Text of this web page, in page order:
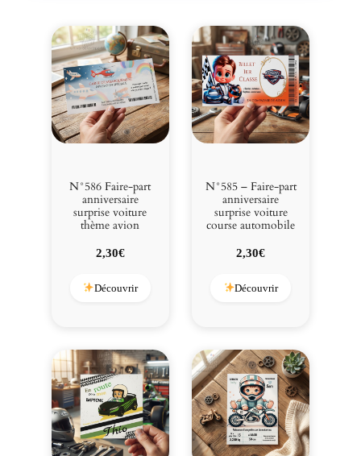
N°586 Faire-part
anniversaire
surprise voiture
thème avion
2,30€
Découvrir
N°585 – Faire-part
anniversaire
surprise voiture
course automobile
2,30€
Découvrir